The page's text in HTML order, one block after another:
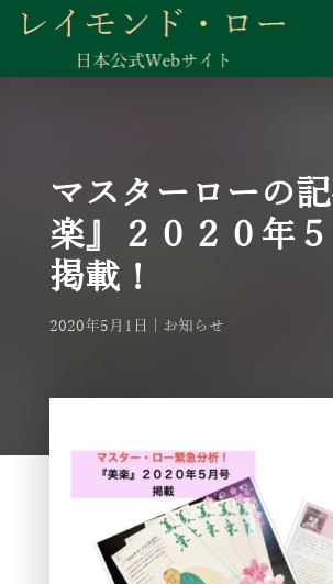
マスターローの
楽』２０２０年
掲載！
2020年5月1日 お知らせ